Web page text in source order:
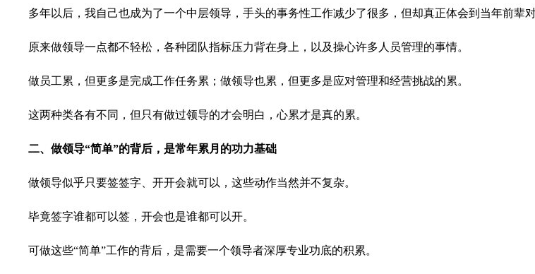
多年以后，我自己也成为了一个中层领导，手头的事务性工作减少了很多，但却真正体会到当年前辈
原来做领导一点都不轻松，各种团队指标压力背在身上，以及操心许多人员管理的事情。
做员工累，但更多是完成工作任务累；做领导也累，但更多是应对管理和经营挑战的累。
这两种类各有不同，但只有做过领导的才会明白，心累才是真的累。
二、做领导“简单”的背后，是常年累月的功力基础
做领导似乎只要签签字、开开会就可以，这些动作当然并不复杂。
毕竟签字谁都可以签，开会也是谁都可以开。
可做这些“简单”工作的背后，是需要一个领导者深厚专业功底的积累。